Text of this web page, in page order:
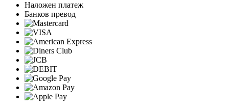
Наложен платеж
Банков превод